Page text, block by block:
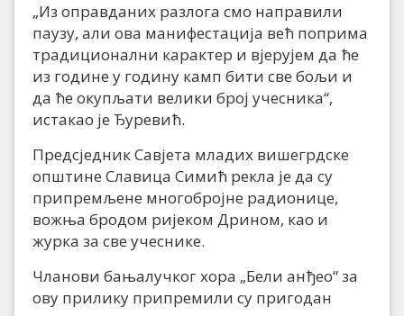
„Из оправданих разлога смо направили
паузу, али ова манифестација већ поприма
традиционални карактер и вјерујем да ће
из године у годину камп бити све бољи и
да ће окупљати велики број учесника“,
истакао је Ђуревић.
Предсједник Савјета младих вишегрдске
општине Славица Симић рекла је да су
припремљене многобројне радионице,
вожња бродом ријеком Дрином, као и
журка за све учеснике.
Чланови бањалучког хора „Бели анђео“ за
ову прилику припремили су пригодан